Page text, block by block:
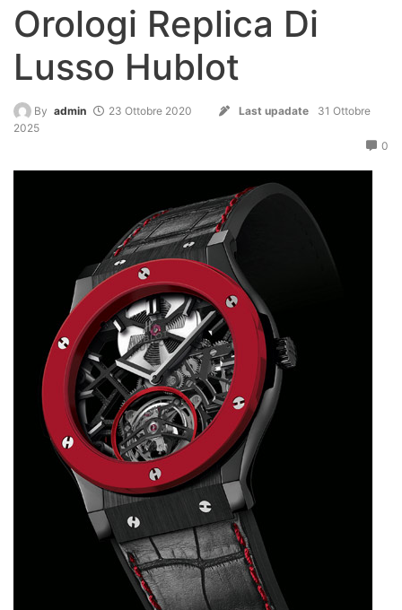
Orologi Replica Di
Lusso Hublot
By admin 23 Ottobre 2020 Last upadate
31 Ottobre
2025
0